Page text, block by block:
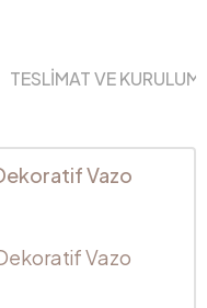
TESLİMAT VE KURULUM
Vazo
Vazo